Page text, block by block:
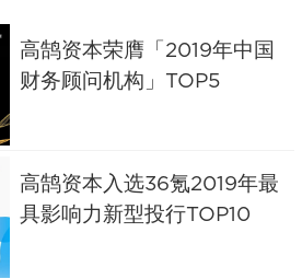
高鹄资本荣膺「2019年中国
财务顾问机构」TOP5
高鹄资本入选36氪2019年最
具影响力新型投行TOP10